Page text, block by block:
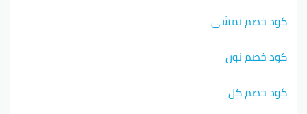
كود خصم نمشي
كود خصم نون
كود خصم كل